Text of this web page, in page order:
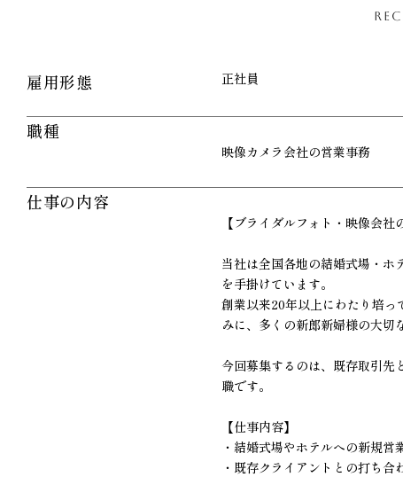
雇用形態 正社員
職種
映像カメラ会社の営業事務
仕事の内容
【ブライダルフォト・映像会社
当社は全国各地の結婚式場・ホ
を手掛けています。
創業以来20年以上にわたり培
みに、多くの新郎新婦様の大切
今回募集するのは、既存取引先
職です。
【仕事内容】
・結婚式場やホテルへの新規営
・既存クライアントとの打ち合